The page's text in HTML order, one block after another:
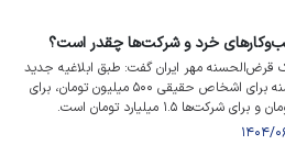
خرد و شرکت‌ها چقدر است؟
قرض‌الحسنه مهر ایران گفت: طبق ابلاغیه جدید
بانک مرکزی سقف تسهیلات قرض‌الحسنه برای اشخاص حقیقی ۵۰۰ میلیون تومان، برای